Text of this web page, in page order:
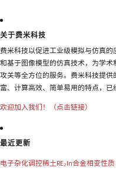
关于费米科技
费米科技以促进工业级模拟与仿真
和基于图像模型的仿真技术，为学
攻关等全方位的服务。费米科技提
富、计算高效、简单易用的特点，已
欢迎加入我们！（点击链接）
最近更新
电子杂化调控稀土RE₂In合金相变性质